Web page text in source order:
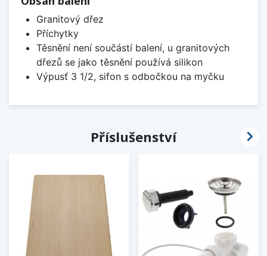
Granitový dřez
Příchytky
Těsnění není součástí balení, u granitových
dřezů se jako těsnění používá silikon
Výpusť 3 1/2, sifon s odbočkou na myčku
Příslušenství 